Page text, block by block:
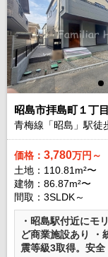
昭島市拝島町１丁目
青梅線「昭島」駅徒
価格： 3,780万円～
土地：110.81m²〜
建物：86.87m²〜
間取：3SLDK～
・昭島駅付近にモ
ど商業施設あり ・
震等級3取得。安